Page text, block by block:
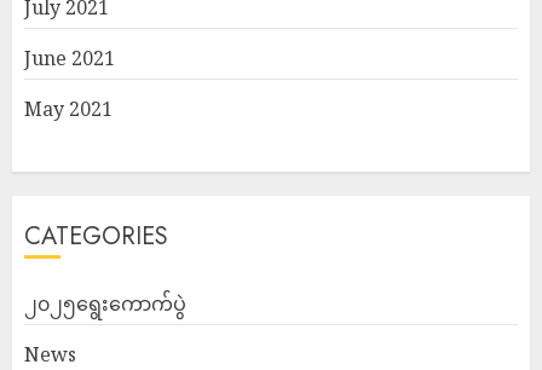
July 2021
June 2021
May 2021
CATEGORIES
၂၀၂၅ရွေးကောက်ပွဲ
News